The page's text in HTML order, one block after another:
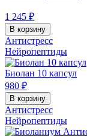
1 245 ₽
В корзину
Антистресс
Нейропептиды
Биолан 10 капсул
980 ₽
В корзину
Антистресс
Нейропептиды